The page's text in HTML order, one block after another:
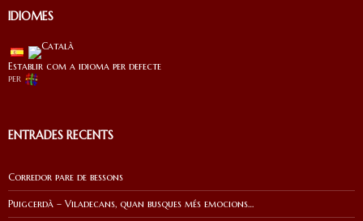
IDIOMES
Establir com a idioma per defecte
per
ENTRADES RECENTS
Corredor pare de bessons
Puigcerdà – Viladecans, quan busques més emocions…